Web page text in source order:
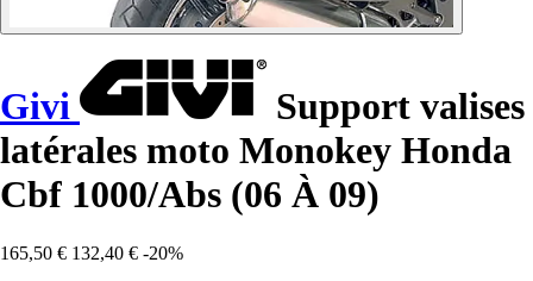
Givi
Support valises
latérales moto Monokey Honda
Cbf 1000/Abs (06 À 09)
165,50 € 132,40 € -20%